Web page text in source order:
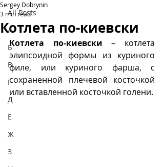
All Posts
А
Б
В
Г
Д
Е
Ж
З
Котлета по-киевски
Sergey Dobrynin
3 min read
Котлета по-киевски – котлета
элипсоидной формы из куриного
филе, или куриного фарша, с
сохраненной плечевой косточкой
или вставленной косточкой голени.